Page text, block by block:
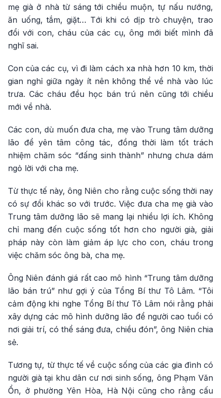
mẹ già ở nhà từ sáng tới chiều muộn, tự nấu nướng,
ăn uống, tắm, giặt… Tới khi có dịp trò chuyện, trao
đổi với con, cháu của các cụ, ông mới biết mình đã
nghĩ sai.
Con của các cụ, vì đi làm cách xa nhà hơn 10 km, thời
gian nghỉ giữa ngày ít nên không thể về nhà vào lúc
trưa. Các cháu đều học bán trú nên cũng tới chiều
mới về nhà.
Các con, dù muốn đưa cha, mẹ vào Trung tâm dưỡng
lão để yên tâm công tác, đồng thời làm tốt trách
nhiệm chăm sóc “đấng sinh thành” nhưng chưa dám
ngỏ lời với cha mẹ.
Từ thực tế này, ông Niên cho rằng cuộc sống thời nay
có sự đổi khác so với trước. Việc đưa cha mẹ già vào
Trung tâm dưỡng lão sẽ mang lại nhiều lợi ích. Không
chỉ mang đến cuộc sống tốt hơn cho người già, giải
pháp này còn làm giảm áp lực cho con, cháu trong
việc chăm sóc ông bà, cha mẹ.
Ông Niên đánh giá rất cao mô hình “Trung tâm dưỡng
lão bán trú” như gợi ý của Tổng Bí thư Tô Lâm. “Tôi
cảm động khi nghe Tổng Bí thư Tô Lâm nói rằng phải
xây dựng các mô hình dưỡng lão để người cao tuổi có
nơi giải trí, có thể sáng đưa, chiều đón”, ông Niên chia
sẻ.
Tương tự, từ thực tế về cuộc sống của các gia đình có
người già tại khu dân cư nơi sinh sống, ông Phạm Văn
Ổn, ở phường Yên Hòa, Hà Nội cũng cho rằng cấu